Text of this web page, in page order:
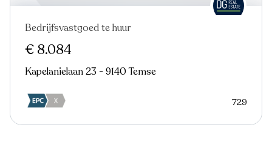
Nieuw
Bedrijfsvastgoed te huur
€ 8.084
Kapelanielaan 23 - 9140 Temse
729